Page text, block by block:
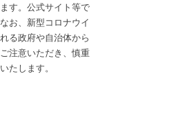
す。公式サイト等で
お、新型コロナウイ
る政府や自治体から
注意いただき、慎重
たします。